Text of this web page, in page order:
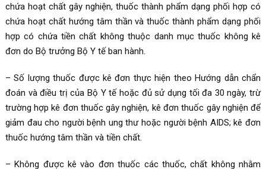
chứa hoạt chất gây nghiện, thuốc thành phẩm dạng phối hợp có
chứa hoạt chất hướng tâm thần và thuốc thành phẩm dạng phối
hợp có chứa tiền chất không thuộc danh mục thuốc không kê
đơn do Bộ trưởng Bộ Y tế ban hành.
– Số lượng thuốc được kê đơn thực hiện theo Hướng dẫn chẩn
đoán và điều trị của Bộ Y tế hoặc đủ sử dụng tối đa 30 ngày, trừ
trường hợp kê đơn thuốc gây nghiện, kê đơn thuốc gây nghiện để
giảm đau cho người bệnh ung thư hoặc người bệnh AIDS; kê đơn
thuốc hướng tâm thần và tiền chất.
– Không được kê vào đơn thuốc các thuốc, chất không nhằm